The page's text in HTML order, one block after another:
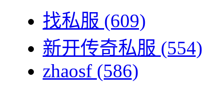
找私服 (609)
新开传奇私服 (554)
zhaosf (586)